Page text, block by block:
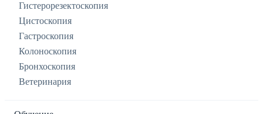
Гистерорезектоскопия
Цистоскопия
Гастроскопия
Колоноскопия
Бронхоскопия
Ветеринария